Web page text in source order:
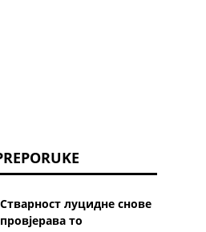
Стварност луцидне снове
провјерава то